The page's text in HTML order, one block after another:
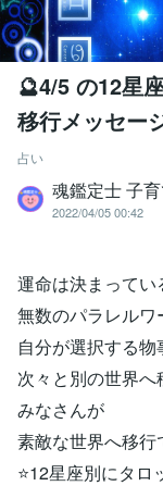
🔮4/5 の12星
移行メッセー
占い
魂鑑定士 子
2022/04/05 00:42
運命は決まってい
無数のパラレル
自分が選択する物
次々と別の世界
みなさんが
素敵な世界へ移行
⭐12星座別にタロ